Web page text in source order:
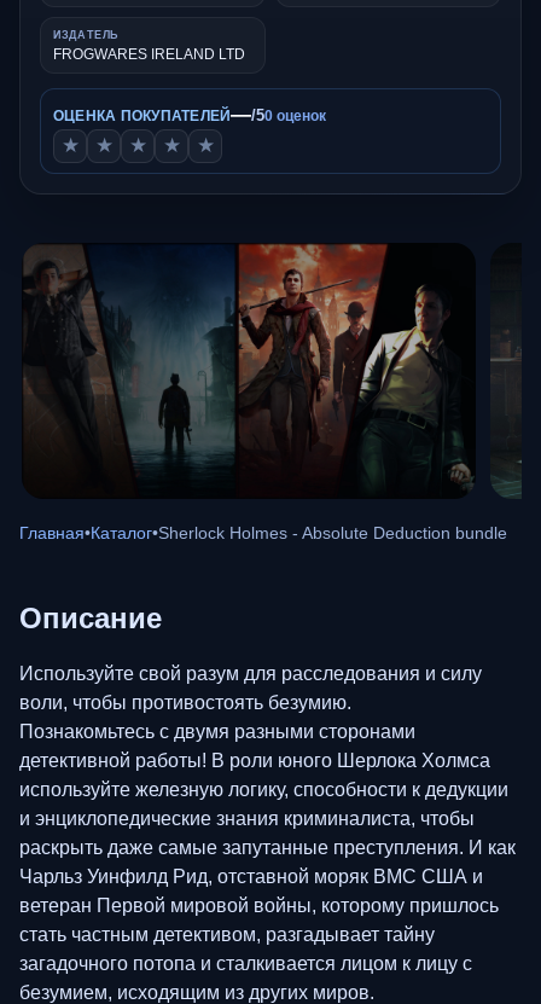
ИЗДАТЕЛЬ
FROGWARES IRELAND LTD
ОЦЕНКА ПОКУПАТЕЛЕЙ—/50 оценок
★ ★ ★ ★ ★
Главная•Каталог•Sherlock Holmes - Absolute Deduction bundle
Описание
Используйте свой разум для расследования и силу
воли, чтобы противостоять безумию.
Познакомьтесь с двумя разными сторонами
детективной работы! В роли юного Шерлока Холмса
используйте железную логику, способности к дедукции
и энциклопедические знания криминалиста, чтобы
раскрыть даже самые запутанные преступления. И как
Чарльз Уинфилд Рид, отставной моряк ВМС США и
ветеран Первой мировой войны, которому пришлось
стать частным детективом, разгадывает тайну
загадочного потопа и сталкивается лицом к лицу с
безумием, исходящим из других миров.